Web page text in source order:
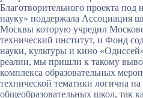
Благотворительного проекта под
науку» поддержала Ассоциация
Москвы которую учредил
технический институт, и Фонд
науки, культуры и кино
реалии, мы пришли к такому
комплекса образовательных
технической тематики логична
общеобразовательных школ, так